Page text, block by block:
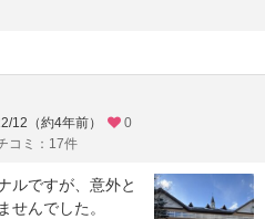
12（約4年前）
0
コミ：17件
ルですが、意外と
せんでした。